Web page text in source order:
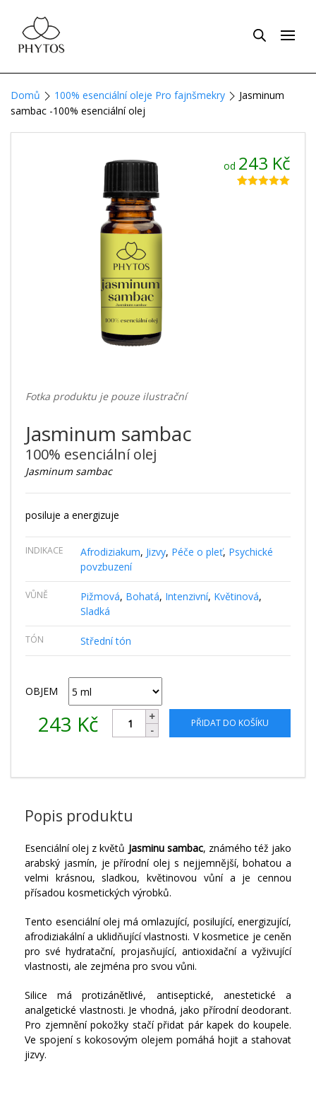
Domů 100% esenciální oleje Pro fajnšmekry
Jasminum
sambac -100% esenciální olej
Fotka produktu je pouze ilustrační
Jasminum sambac
100% esenciální olej
Jasminum sambac
posiluje a energizuje
INDIKACE Afrodiziakum, Jizvy, Péče o pleť, Psychické
povzbuzení
VŮNĚ Pižmová, Bohatá, Intenzivní, Květinová,
Sladká
TÓN Střední tón
od 243 Kč
OBJEM
243 Kč PŘIDAT DO KOŠÍKU
Popis produktu
Esenciální olej z květů Jasminu sambac, známého též jako
arabský jasmín, je přírodní olej s nejjemnější, bohatou a
velmi krásnou, sladkou, květinovou vůní a je cennou
přísadou kosmetických výrobků.
Tento esenciální olej má omlazující, posilující, energizující,
afrodiziakální a uklidňující vlastnosti. V kosmetice je ceněn
pro své hydratační, projasňující, antioxidační a vyživující
vlastnosti, ale zejména pro svou vůni.
Silice má protizánětlivé, antiseptické, anestetické a
analgetické vlastnosti. Je vhodná, jako přírodní deodorant.
Pro zjemnění pokožky stačí přidat pár kapek do koupele.
Ve spojení s kokosovým olejem pomáhá hojit a stahovat
jizvy.